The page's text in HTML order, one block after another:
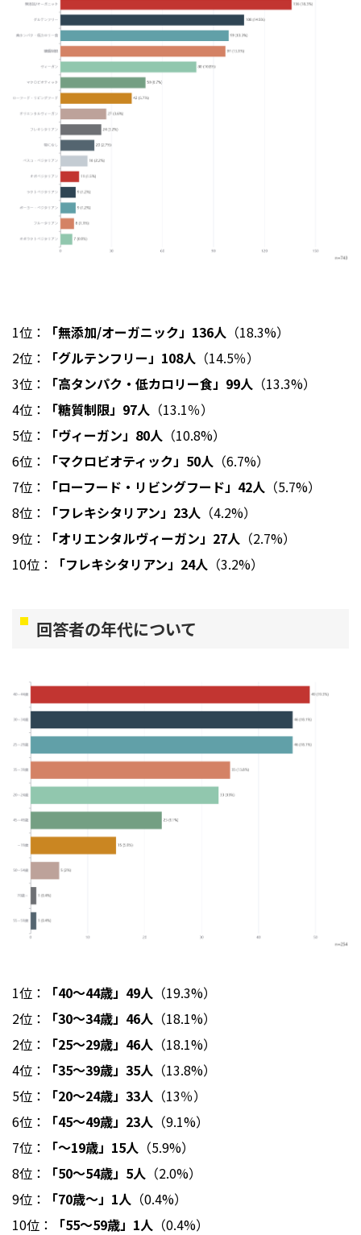
1位： 「無添加/オーガニック」136人 （18.3%）
2位：
「グルテンフリー」108人 （14.5％）
3位：
「高タンパク・低カロリー食」99人 （13.3%）
4位：
「糖質制限」97人 （13.1％）
5位：
「ヴィーガン」80人 （10.8%）
6位：
「マクロビオティック」50人 （6.7%）
7位：
「ローフード・リビングフード」42人 （5.7%）
8位：
「フレキシタリアン」23人 （4.2%）
9位：
「オリエンタルヴィーガン」27人 （2.7%）
10位：
「フレキシタリアン」24人 （3.2%）
回答者の年代について
1位： 「40～44歳」49人 （19.3%）
2位：
「30～34歳」46人 （18.1%）
2位：
「25～29歳」46人 （18.1%）
4位：
「35～39歳」35人 （13.8%）
5位：
「20～24歳」33人 （13％）
6位：
「45～49歳」23人 （9.1%）
7位：
「～19歳」15人 （5.9%）
8位：
「50～54歳」5人 （2.0%）
9位：
「70歳～」1人 （0.4%）
10位：
「55～59歳」1人 （0.4%）